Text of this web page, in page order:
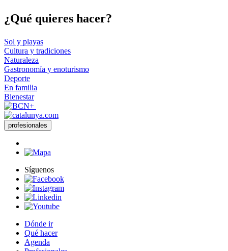
¿Qué quieres hacer?
Sol y playas
Cultura y tradiciones
Naturaleza
Gastronomía y enoturismo
Deporte
En familia
Bienestar
profesionales
Síguenos
Dónde ir
Qué hacer
Agenda